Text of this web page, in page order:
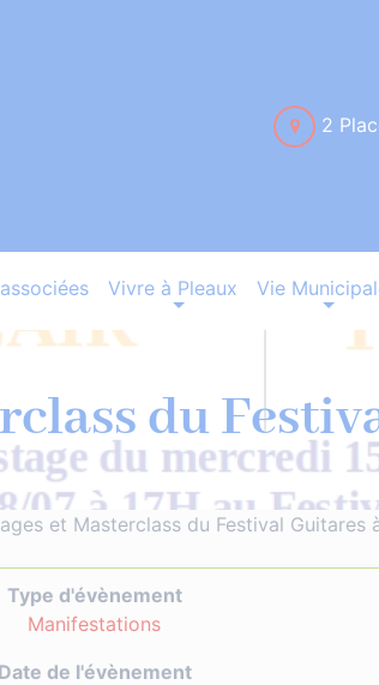
2
Vivre à Pleaux Vie
du
et Masterclass du Festival Guitares
Type d'évènement
Manifestations
Date de l'évènement